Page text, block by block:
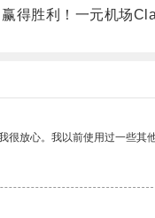
胜利！一元机场
放心。我以前使用过一些其